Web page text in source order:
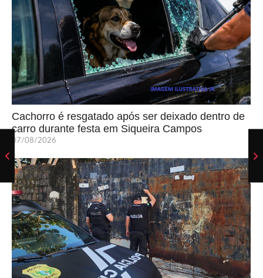
Cachorro é resgatado após ser deixado dentro de
carro durante festa em Siqueira Campos
07/08/2026